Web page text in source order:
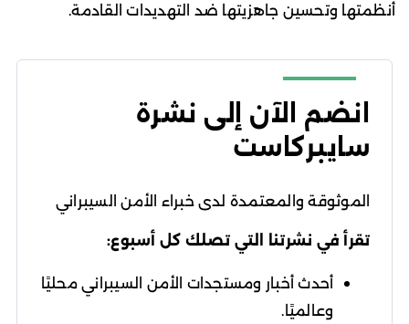
أنظمتها وتحسين جاهزيتها ضد التهديدات القادمة.
انضم الآن إلى نشرة
سايبركاست
الموثوقة والمعتمدة لدى خبراء الأمن السيبراني
تقرأ في نشرتنا التي تصلك كل أسبوع:
أحدث أخبار ومستجدات الأمن السيبراني محليًا
وعالميًا.